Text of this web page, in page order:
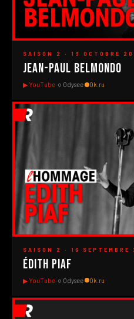
▶
SAISON 2 · 13 OCTOBRE
Jean-Paul Belmondo
▶ YouTube· ○ Odysee· Ok.ru
▶
SAISON 2 · 16 SEPTEMBRE
Édith Piaf
▶ YouTube· ○ Odysee· Ok.ru